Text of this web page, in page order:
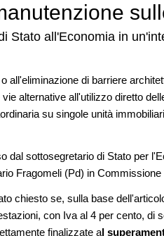
Stato all'Economia in
all'eliminazione di barriere
alternative all'utilizzo diretto
su singole unità
dal sottosegretario di Stato per
Fragomeli (Pd) in
chiesto se, sulla base
con Iva al 4 per cento, di
finalizzate al
infrastrutture è legge, le
del prezzo alla
speciale
modernista è sito Unesco:
nella World Heritage List
ricarica dei profumi domestici in un
innovativo di design